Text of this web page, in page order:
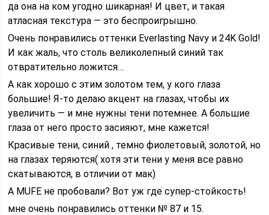
да она на ком угодно шикарная! И цвет, и такая
атласная текстура — это беспроигрышно.
Очень понравились оттенки Everlasting Navy и 24K Gold!
И как жаль, что столь великолепный синий так
отвратительно ложится…
А как хорошо с этим золотом тем, у кого глаза
большие! Я-то делаю акцент на глазах, чтобы их
увеличить — и мне нужны тени потемнее. А большие
глаза от него просто засияют, мне кажется!
Красивые тени, синий , темно фиолетовый, золотой, но
на глазах теряются( хотя эти тени у меня все равно
скатываются, в отличии от мак)
А MUFE не пробовали? Вот уж где супер-стойкость!
мне очень понравились оттенки № 87 и 15.